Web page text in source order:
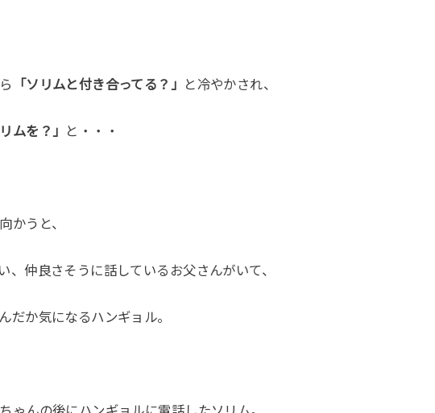
「ソリムと付き合ってる？」 と冷やかされ、
ムを？」 と・・・
かうと、
、仲良さそうに話しているお父さんがいて、
だか気になるハンギョル。